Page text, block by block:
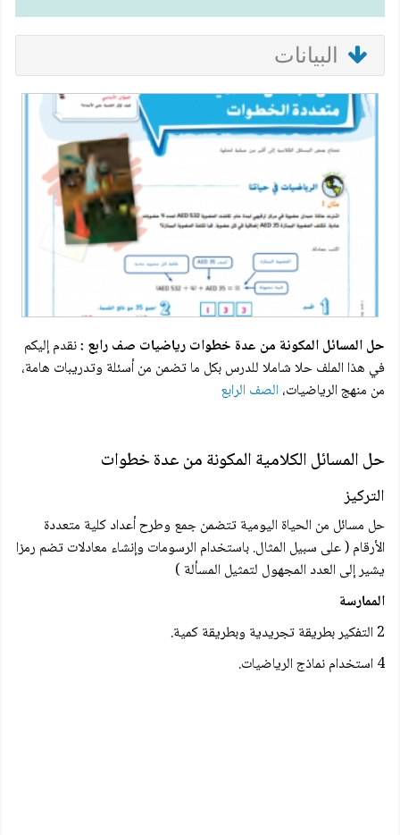
البيانات
حل المسائل المكونة من عدة خطوات رياضيات صف رابع :نقدم إليكم
في هذا الملف حلا شاملا للدرس بكل ما تضمن من أسئلة وتدريبات هامة،
من منهج الرياضيات، الصف الرابع
حل المسائل الكلامية المكونة من عدة خطوات
التركيز
حل مسائل من الحياة اليومية تتضمن جمع وطرح أعداد كلية متعددة
الأرقام ( على سبيل المثال. باستخدام الرسومات وإنشاء معادلات تضم رمزا
يشير إلى العدد المجهول لتمثيل المسألة )
الممارسة
2 التفكير بطريقة تجريدية وبطريقة كمية.
4 استخدام نماذج الرياضيات.